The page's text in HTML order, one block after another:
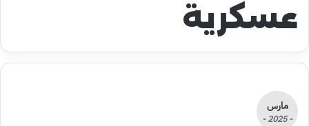
عسكرية
مارس
- 2025 -